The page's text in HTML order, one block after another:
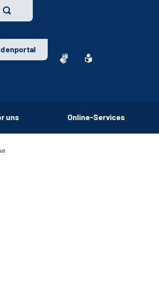
uns Online-Services